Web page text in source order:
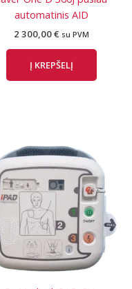
automatinis AID
2 300,00€ su PVM
Į KREPŠELĮ